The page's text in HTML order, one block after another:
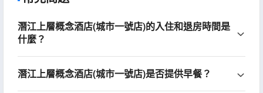
潛江上層概念酒店(城市一號店)的入住和退房時間是
什麼？
潛江上層概念酒店(城市一號店)是否提供早餐？